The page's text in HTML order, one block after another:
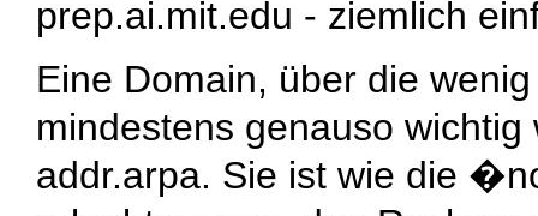
prep.ai.mit.edu - ziemlich
Eine Domain, über die
mindestens genauso
addr.arpa. Sie ist wie die